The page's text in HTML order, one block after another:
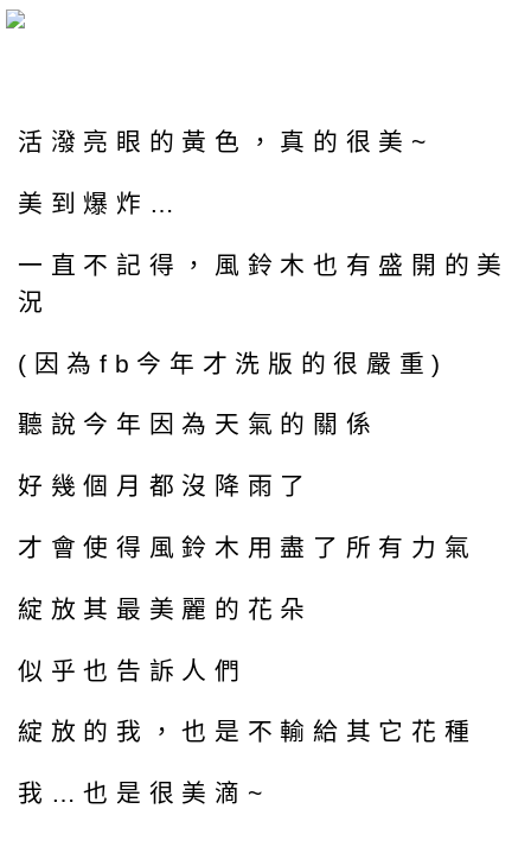
活潑亮眼的黃色，真的很美~
美到爆炸…
一直不記得，風鈴木也有盛開的美
況
(因為fb今年才洗版的很嚴重)
聽說今年因為天氣的關係
好幾個月都沒降雨了
才會使得風鈴木用盡了所有力氣
綻放其最美麗的花朵
似乎也告訴人們
綻放的我，也是不輸給其它花種
我…也是很美滴~